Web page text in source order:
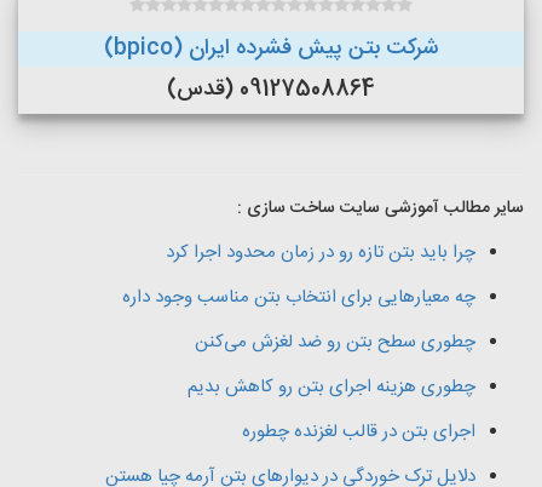
شرکت بتن پیش فشرده ایران (bpico)
09127508864 (قدس)
سایر مطالب آموزشی سایت ساخت سازی :
چرا باید بتن تازه رو در زمان محدود اجرا کرد
چه معیارهایی برای انتخاب بتن مناسب وجود داره
چطوری سطح بتن رو ضد لغزش می‌کنن
چطوری هزینه اجرای بتن رو کاهش بدیم
اجرای بتن در قالب لغزنده چطوره
دلایل ترک خوردگی در دیوارهای بتن آرمه چیا هستن